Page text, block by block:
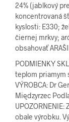
24% (jablkový
koncentrovaná
kyslosti: E330;
čiernej mrkvy;
obsahovať
PODMIENKY
teplom priamym
VÝROBCA: Dr
Międzyrzec
obale výrobku.